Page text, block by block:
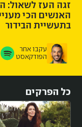
זגה העז לשאול:
האנשים הכי
בתעשיית הבידור
עקבו אחר
הפודקאסט
כל הפרקים